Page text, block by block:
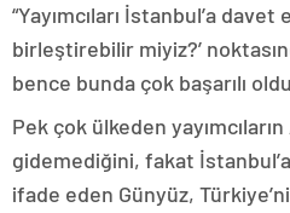
“Yayımcıları İstanbul’a davet
birleştirebilir miyiz?’
bence bunda çok başarılı
Pek çok ülkeden
gidemediğini, fakat
ifade eden Günyüz,